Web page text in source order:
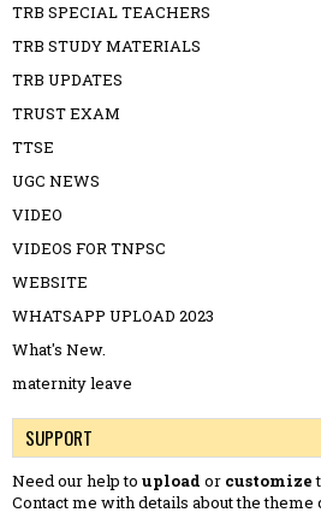
TRB SPECIAL TEACHERS
TRB STUDY MATERIALS
TRB UPDATES
TRUST EXAM
TTSE
UGC NEWS
VIDEO
VIDEOS FOR TNPSC
WEBSITE
WHATSAPP UPLOAD 2023
What's New.
maternity leave
SUPPORT
Need our help to upload or customize
Contact me with details about the theme